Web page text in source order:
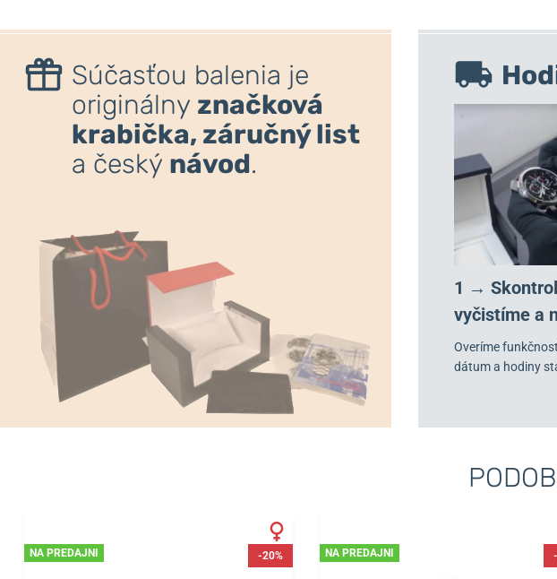
Súčasťou balenia je
originálny značková
krabička, záručný list
a český návod.
1 →
vyčistíme a
Overíme
dátum a hodiny
NA PREDAJNI -20% NA PREDAJNI